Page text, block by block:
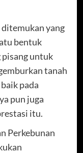
ditemukan yang
bentuk
pisang untuk
tanah
pada
pun juga
itu.
Perkebunan